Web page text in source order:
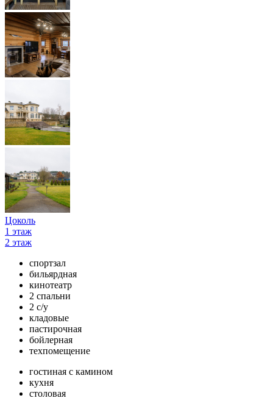
Цоколь
1 этаж
2 этаж
спортзал
бильярдная
кинотеатр
2 спальни
2 с/у
кладовые
пастирочная
бойлерная
техпомещение
гостиная с камином
кухня
столовая